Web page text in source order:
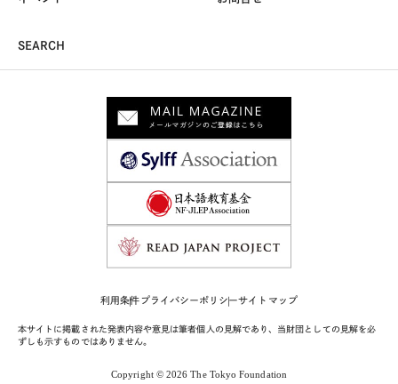
SEARCH
利用条件プライバシーポリシーサイトマップ
本サイトに掲載された発表内容や意見は筆者個人の見解であり、当財団としての見解を必
ずしも示すものではありません。
Copyright © 2026 The Tokyo Foundation